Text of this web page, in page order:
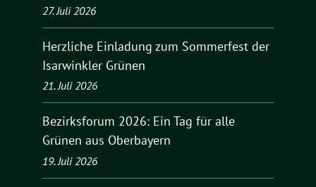
27. Juli 2026
Herzliche Einladung zum Sommerfest der
Isarwinkler Grünen
21. Juli 2026
Bezirksforum 2026: Ein Tag für alle
Grünen aus Oberbayern
19. Juli 2026